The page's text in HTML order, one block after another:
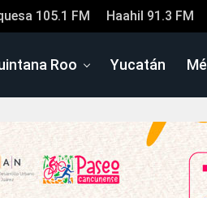
105.1 FM Haahil 91.3 FM
Roo Yucatán